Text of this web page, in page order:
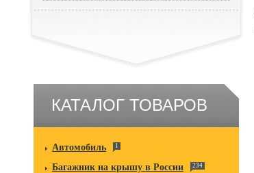
КАТАЛОГ ТОВАРОВ
Автомобиль 1
Багажник на крышу в России 234